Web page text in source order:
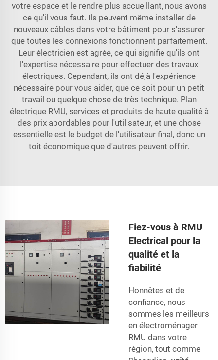
votre espace et le rendre plus accueillant, nous avons
ce qu'il vous faut. Ils peuvent même installer de
nouveaux câbles dans votre bâtiment pour s'assurer
que toutes les connexions fonctionnent parfaitement.
Leur électricien est agréé, ce qui signifie qu'ils ont
l'expertise nécessaire pour effectuer des travaux
électriques. Cependant, ils ont déjà l'expérience
nécessaire pour vous aider, que ce soit pour un petit
travail ou quelque chose de très technique. Plan
électrique RMU, services et produits de haute qualité à
des prix abordables pour l'utilisateur, et une chose
essentielle est le budget de l'utilisateur final, donc un
toit économique que d'autres peuvent offrir.
Fiez-vous à RMU
Electrical pour la
qualité et la
fiabilité
Honnêtes et de
confiance, nous
sommes les meilleurs
en électroménager
RMU dans votre
région, tout comme